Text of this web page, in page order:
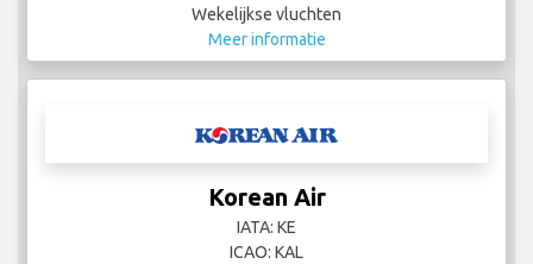
Wekelijkse vluchten
Meer informatie
Korean Air
IATA: KE
ICAO: KAL